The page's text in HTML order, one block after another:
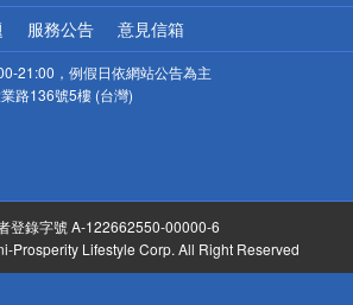
服務公告 意見信箱
21:00，例假日依網站公告為主
路136號5樓 (台灣)
登錄字號 A-122662550-00000-6
Prosperity Lifestyle Corp. All Right Reserved